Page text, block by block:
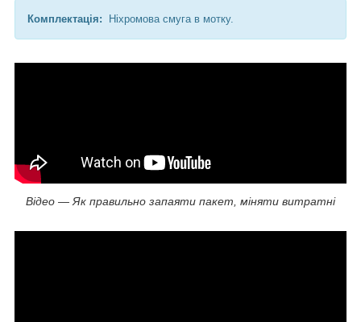
Комплектація: Ніхромова смуга в мотку.
Відео — Як правильно запаяти пакет, міняти витратні